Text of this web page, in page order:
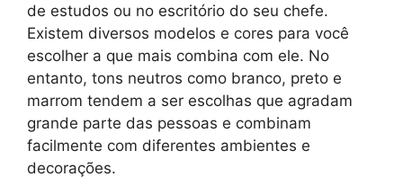
de estudos ou no escritório do seu chefe.
Existem diversos modelos e cores para você
escolher a que mais combina com ele. No
entanto, tons neutros como branco, preto e
marrom tendem a ser escolhas que agradam
grande parte das pessoas e combinam
facilmente com diferentes ambientes e
decorações.